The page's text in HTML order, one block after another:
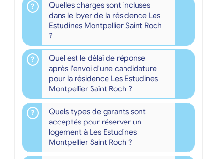
Quelles charges sont incluses
dans le loyer de la résidence Les
Estudines Montpellier Saint Roch
?
Quel est le délai de réponse
après l'envoi d'une candidature
pour la résidence Les Estudines
Montpellier Saint Roch ?
Quels types de garants sont
acceptés pour réserver un
logement à Les Estudines
Montpellier Saint Roch ?